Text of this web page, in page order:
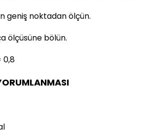
geniş noktadan ölçün.
ölçüsüne bölün.
0,8